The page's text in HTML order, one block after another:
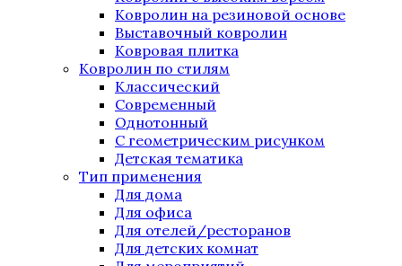
Ковролин на резиновой основе
Выставочный ковролин
Ковровая плитка
Ковролин по стилям
Классический
Современный
Однотонный
С геометрическим рисунком
Детская тематика
Тип применения
Для дома
Для офиса
Для отелей/ресторанов
Для детских комнат